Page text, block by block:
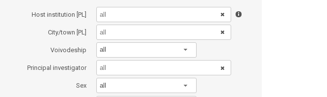
Host institution [PL]
City/town [PL]
Voivodeship all
Principal investigator
Sex all